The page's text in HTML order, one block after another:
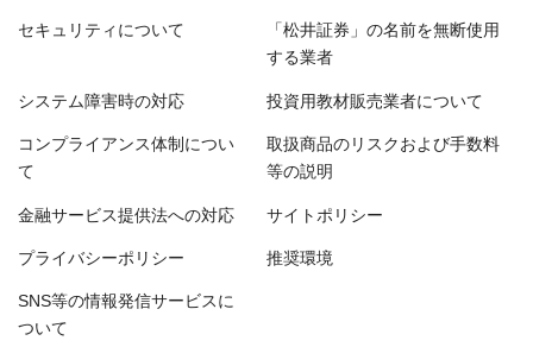
セキュリティについて 「松井証券」の名前を無断使用
する業者
システム障害時の対応 投資用教材販売業者について
コンプライアンス体制につい
て
取扱商品のリスクおよび手数料
等の説明
金融サービス提供法への対応 サイトポリシー
プライバシーポリシー 推奨環境
SNS等の情報発信サービスに
ついて